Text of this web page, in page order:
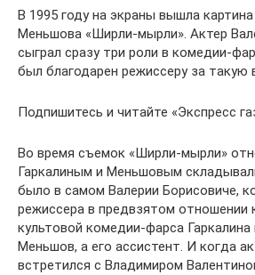
В 1995 году на экраны вышла
Меньшова «Ширли-мырли». Актер
сыграл сразу три роли в комедии-
был благодарен режиссеру за такую
Подпишитесь и читайте «Экспресс
Во время съемок «Ширли-мырли»
Гаркалиным и Меньшовым
было в самом Валерии Борисовиче,
режиссера в предвзятом отношении
культовой комедии-фарса Гаркалина
Меньшов, а его ассистент. И когда
встретился с Владимиром